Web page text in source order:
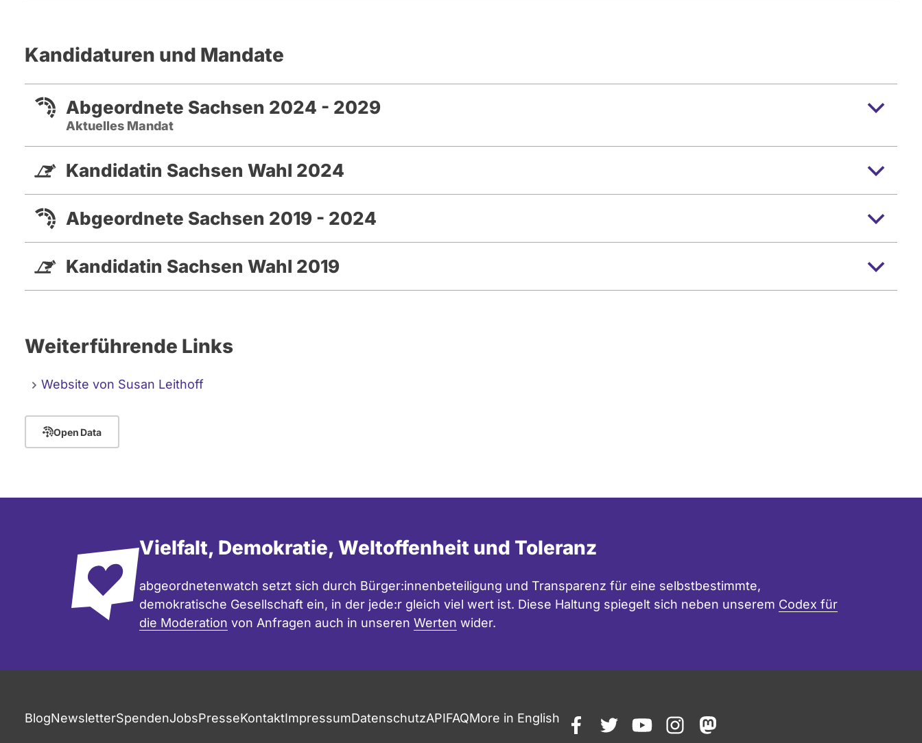
Kandidaturen und Mandate
Abgeordnete Sachsen 2024 - 2029
Aktuelles Mandat
Kandidatin Sachsen Wahl 2024
Abgeordnete Sachsen 2019 - 2024
Kandidatin Sachsen Wahl 2019
Weiterführende Links
Website von Susan Leithoff
Open Data
Vielfalt, Demokratie, Weltoffenheit und Toleranz
abgeordnetenwatch setzt sich durch Bürger:innenbeteiligung und Transparenz für eine selbstbestimmte,
demokratische Gesellschaft ein, in der jede:r gleich viel wert ist. Diese Haltung spiegelt sich neben unserem Codex für
die Moderation von Anfragen auch in unseren Werten wider.
BlogNewsletterSpendenJobsPresseKontaktImpressumDatenschutzAPIFAQMore in English
facebooktwitteryoutubeinstagrammastodon